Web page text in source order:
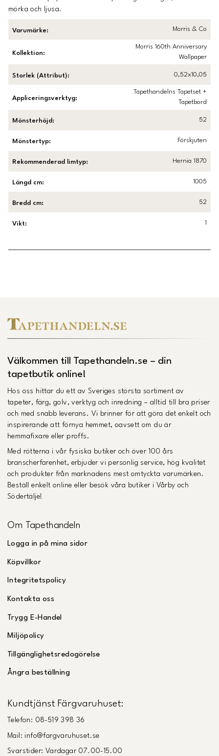
mörka och ljusa.
Varumärke: Morris & Co
Kollektion:
Morris 160th Anniversary
Wallpaper
Storlek (Attribut): 0,52x10,05
Appliceringsverktyg:
Tapethandelns Tapetset +
Tapetbord
Mönsterhöjd : 52
Mönstertyp: Förskjuten
Rekommenderad limtyp: Hernia 1870
Längd cm: 1005
Bredd cm: 52
Vikt: 1
Välkommen till Tapethandeln.se – din
tapetbutik online!
Hos oss hittar du ett av Sveriges största sortiment av
tapeter, färg, golv, verktyg och inredning – alltid till bra priser
och med snabb leverans. Vi brinner för att göra det enkelt och
inspirerande att förnya hemmet, oavsett om du är
hemmafixare eller proffs.
Med rötterna i vår fysiska butiker och över 100 års
branscherfarenhet, erbjuder vi personlig service, hög kvalitet
och produkter från marknadens mest omtyckta varumärken.
Beställ enkelt online eller besök våra butiker i Vårby och
Södertälje!
Om Tapethandeln
Logga in på mina sidor
Köpvillkor
Integritetspolicy
Kontakta oss
Trygg E-Handel
Miljöpolicy
Tillgänglighetsredogörelse
Ångra beställning
Kundtjänst Färgvaruhuset:
Telefon: 08-519 398 36
Mail: info@fargvaruhuset.se
Svarstider: Vardagar 07.00-15.00